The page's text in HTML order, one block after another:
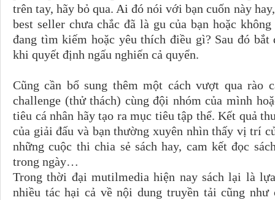
trên tay, hãy bỏ qua. Ai đó nói với bạn cuốn này
best seller chưa chắc đã là gu của bạn hoặc
đang tìm kiếm hoặc yêu thích điều gì? Sau đó
khi quyết định ngấu nghiến cả quyển.
Cũng cần bổ sung thêm một cách vượt qua rào
challenge (thử thách) cùng đội nhóm của mình
tiêu cá nhân hãy tạo ra mục tiêu tập thể. Kết quả
của giải đấu và bạn thường xuyên nhìn thấy vị trí
những cuộc thi chia sẻ sách hay, cam kết đọc
trong ngày…
Trong thời đại mutilmedia hiện nay sách lại là
nhiều tác hại cả về nội dung truyền tải cũng